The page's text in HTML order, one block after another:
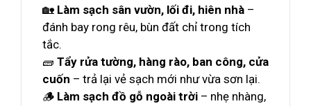
🏡 Làm sạch sân vườn, lối đi, hiên nhà –
đánh bay rong rêu, bùn đất chỉ trong tích
tắc.
🧱 Tẩy rửa tường, hàng rào, ban công, cửa
cuốn – trả lại vẻ sạch mới như vừa sơn lại.
🪵 Làm sạch đồ gỗ ngoài trời – nhẹ nhàng,